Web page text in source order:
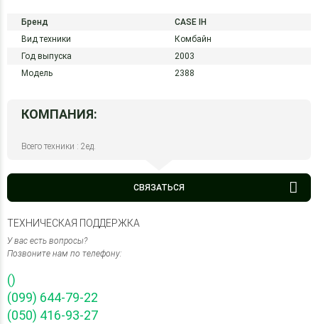
Бренд
CASE IH
Вид техники
Комбайн
Год выпуска
2003
Модель
2388
КОМПАНИЯ:
Всего техники : 2ед.
СВЯЗАТЬСЯ
ТЕХНИЧЕСКАЯ ПОДДЕРЖКА
У вас есть вопросы?
Позвоните нам по телефону:
()
(099) 644-79-22
(050) 416-93-27